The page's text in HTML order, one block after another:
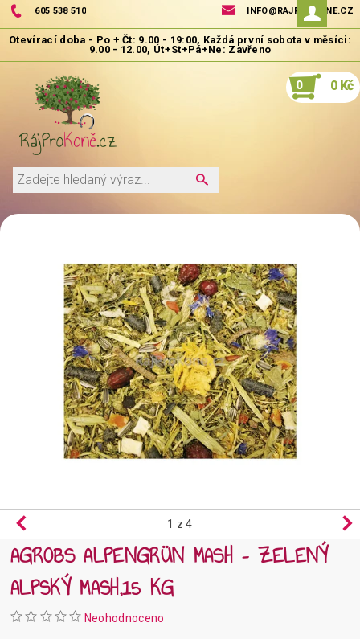
605 538 510 INFO@RAJPROKONE.CZ
0 0 Kč
1 z 4
AGROBS ALPENGRÜN MASH – ZELENÝ
ALPSKÝ MASH,15 KG
Neohodnoceno